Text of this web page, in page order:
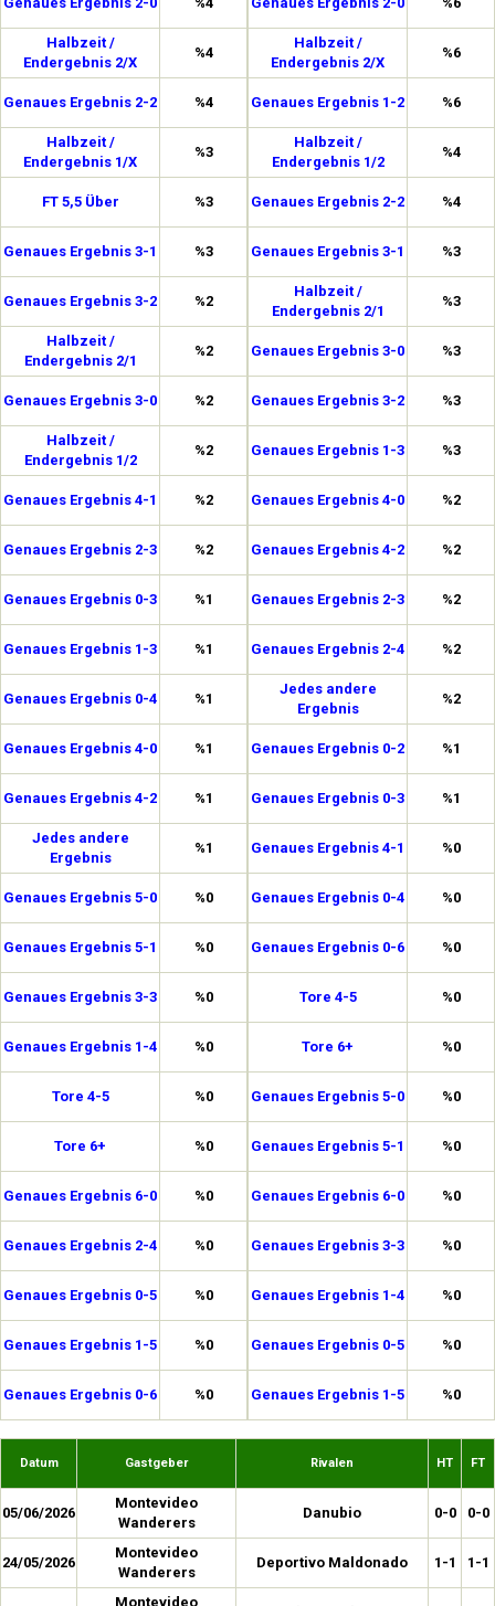
Halbzeit /
Endergebnis 2/X
%4
Genaues Ergebnis 2-2 %4
Halbzeit /
Endergebnis 1/X
%3
FT 5,5 Über %3
Genaues Ergebnis 3-1 %3
Genaues Ergebnis 3-2 %2
Halbzeit /
Endergebnis 2/1
%2
Genaues Ergebnis 3-0 %2
Halbzeit /
Endergebnis 1/2
%2
Genaues Ergebnis 4-1 %2
Genaues Ergebnis 2-3 %2
Genaues Ergebnis 0-3 %1
Genaues Ergebnis 1-3 %1
Genaues Ergebnis 0-4 %1
Genaues Ergebnis 4-0 %1
Genaues Ergebnis 4-2 %1
Jedes andere
Ergebnis
%1
Genaues Ergebnis 5-0 %0
Genaues Ergebnis 5-1 %0
Genaues Ergebnis 3-3 %0
Genaues Ergebnis 1-4 %0
Tore 4-5 %0
Tore 6+ %0
Genaues Ergebnis 6-0 %0
Genaues Ergebnis 2-4 %0
Genaues Ergebnis 0-5 %0
Genaues Ergebnis 1-5 %0
Genaues Ergebnis 0-6 %0
Halbzeit /
Endergebnis 2/X
%6
Genaues Ergebnis 1-2 %6
Halbzeit /
Endergebnis 1/2
%4
Genaues Ergebnis 2-2 %4
Genaues Ergebnis 3-1 %3
Halbzeit /
Endergebnis 2/1
%3
Genaues Ergebnis 3-0 %3
Genaues Ergebnis 3-2 %3
Genaues Ergebnis 1-3 %3
Genaues Ergebnis 4-0 %2
Genaues Ergebnis 4-2 %2
Genaues Ergebnis 2-3 %2
Genaues Ergebnis 2-4 %2
Jedes andere
Ergebnis
%2
Genaues Ergebnis 0-2 %1
Genaues Ergebnis 0-3 %1
Genaues Ergebnis 4-1 %0
Genaues Ergebnis 0-4 %0
Genaues Ergebnis 0-6 %0
Tore 4-5 %0
Tore 6+ %0
Genaues Ergebnis 5-0 %0
Genaues Ergebnis 5-1 %0
Genaues Ergebnis 6-0 %0
Genaues Ergebnis 3-3 %0
Genaues Ergebnis 1-4 %0
Genaues Ergebnis 0-5 %0
Genaues Ergebnis 1-5 %0
Datum Gastgeber Rivalen HT FT
05/06/2026
Montevideo
Wanderers
Danubio 0-0 0-0
24/05/2026
Montevideo
Wanderers
Deportivo Maldonado 1-1 1-1
Montevideo